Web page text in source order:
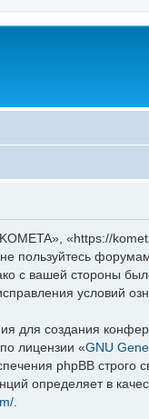
«https://
пользуйтесь
с вашей стороны
условий
для создания
лицензии «GNU
phpBB
определяет в